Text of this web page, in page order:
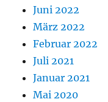
Juni 2022
März 2022
Februar 2022
Juli 2021
Januar 2021
Mai 2020